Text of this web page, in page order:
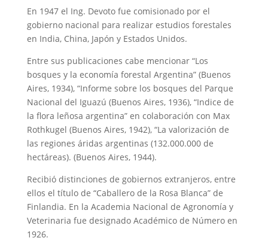
En 1947 el Ing. Devoto fue comisionado por el
gobierno nacional para realizar estudios forestales
en India, China, Japón y Estados Unidos.
Entre sus publicaciones cabe mencionar “Los
bosques y la economía forestal Argentina” (Buenos
Aires, 1934), “Informe sobre los bosques del Parque
Nacional del Iguazú (Buenos Aires, 1936), “Indice de
la flora leñosa argentina” en colaboración con Max
Rothkugel (Buenos Aires, 1942), “La valorización de
las regiones áridas argentinas (132.000.000 de
hectáreas). (Buenos Aires, 1944).
Recibió distinciones de gobiernos extranjeros, entre
ellos el título de “Caballero de la Rosa Blanca” de
Finlandia. En la Academia Nacional de Agronomía y
Veterinaria fue designado Académico de Número en
1926.